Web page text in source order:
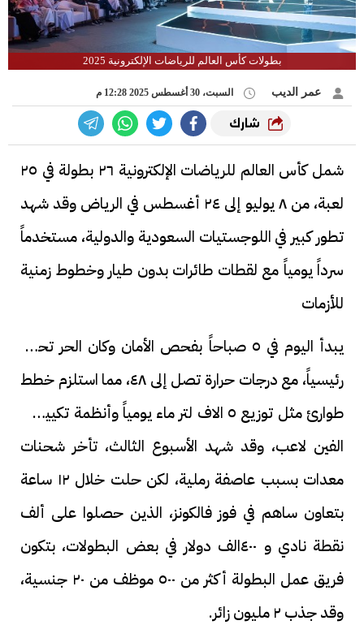
بطولات كأس العالم للرياضات الإلكترونية 2025
عمر الديب السبت، 30 أغسطس 2025 12:28 م
شارك
شمل كأس العالم للرياضات الإلكترونية ٢٦ بطولة في ٢٥
لعبة، من ٨ يوليو إلى ٢٤ أغسطس في الرياض وقد شهد
تطور كبير في اللوجستيات السعودية والدولية، مستخدماً
سرداً يومياً مع لقطات طائرات بدون طيار وخطوط زمنية
للأزمات
يبدأ اليوم في ٥ صباحاً بفحص الأمان وكان الحر تحدياً
رئيسياً، مع درجات حرارة تصل إلى ٤٨، مما استلزم خطط
طوارئ مثل توزيع ٥ الاف لتر ماء يومياً وأنظمة تكييف لـ
الفين لاعب، وقد شهد الأسبوع الثالث، تأخر شحنات
معدات بسبب عاصفة رملية، لكن حلت خلال ١٢ ساعة
بتعاون ساهم في فوز فالكونز، الذين حصلوا على ألف
نقطة نادي و ٤٠٠الف دولار في بعض البطولات، بتكون
فريق عمل البطولة أكثر من ٥٠٠ موظف من ٢٠ جنسية،
وقد جذب ٢ مليون زائر.